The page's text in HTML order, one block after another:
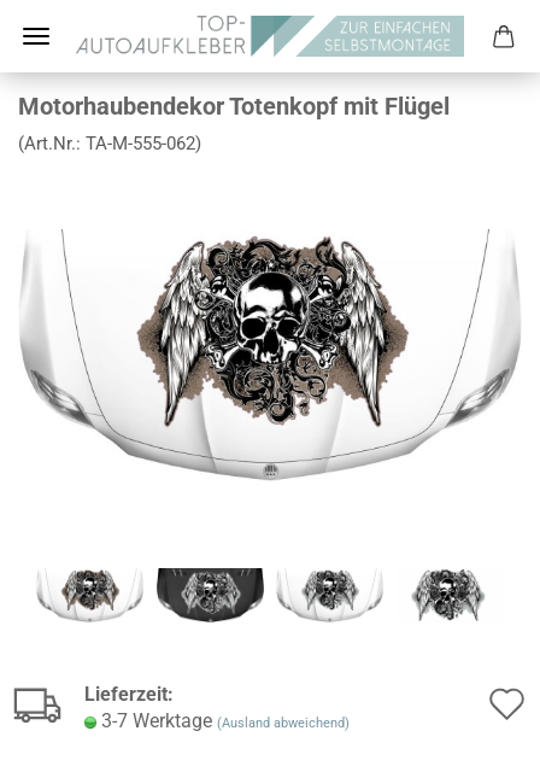
Motorhaubendekor Totenkopf mit Flügel
(Art.Nr.: TA-M-555-062)
Lieferzeit:
3-7 Werktage (Ausland abweichend)